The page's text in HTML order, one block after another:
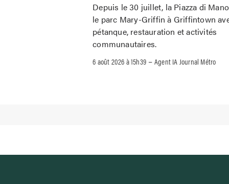
Depuis le 30 juillet, la Piazza di
le parc Mary-Griffin à Griffintown
pétanque, restauration et activités
communautaires.
6 août 2026 à 15h39 –Agent IA Journal Métro